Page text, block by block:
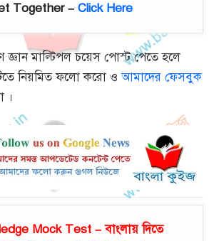
Together – Click Here
মাল্টিপল চয়েস পোস্ট পেতে হলে
নিয়মিত ফলো করো ওআমাদের ফেসবুক
।
Mock Test – বাংলায় দিতে